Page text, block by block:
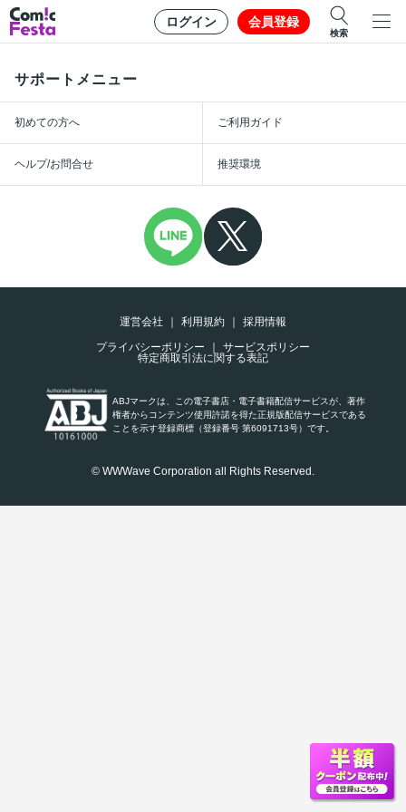
ログイン 会員登録
検索
サポートメニュー
初めての方へ ご利用ガイド
ヘルプ/お問合せ 推奨環境
運営会社 利用規約
採用情報
プライバシーポリシー
サービスポリシー
特定商取引法に関する表記
ABJマークは、この電子書店・電子書籍配信サービスが、著作
権者からコンテンツ使用許諾を得た正規版配信サービスである
ことを示す登録商標（登録番号 第6091713号）です。
© WWWave Corporation all Rights Reserved.